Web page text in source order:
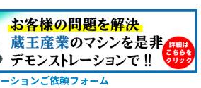
ションご依頼フォーム